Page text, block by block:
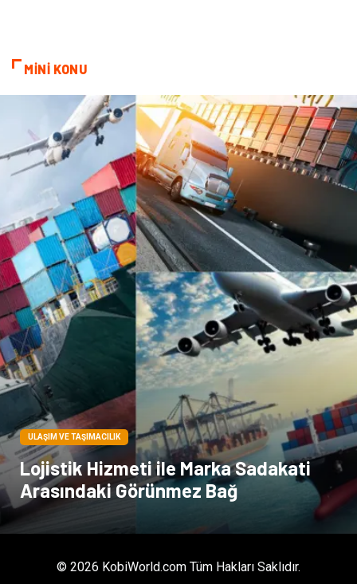
Dernekler ve Birlikler
Kiralama Servisleri Alüminyum
Doğal Enerji Kaynakları İşitme
Hediyelik Eşya Veteriner
Pazarlama Moda
MİNİ KONU
ULAŞIM VE TAŞIMACILIK
Lojistik Hizmeti ile Marka Sadakati
Arasındaki Görünmez Bağ
© 2026 KobiWorld.com Tüm Hakları Saklıdır.